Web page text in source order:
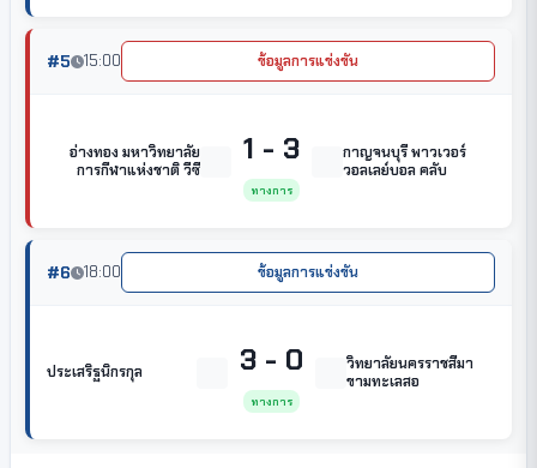
#5 15:00 ข้อมูลการแข่งขัน
อ่างทอง มหาวิทยาลัย
การกีฬาแห่งชาติ วีซี
1 - 3
ทางการ
กาญจนบุรี พาวเวอร์
วอลเลย์บอล คลับ
#6 18:00 ข้อมูลการแข่งขัน
ประเสริฐนิกรกุล 3 - 0
ทางการ
วิทยาลัยนครราชสีมา
ขามทะเลสอ